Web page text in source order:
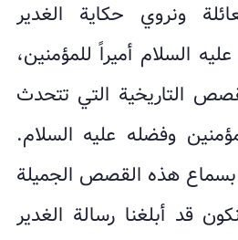
ونروي حكاية الغدير
السلام أميراً للمؤمنين،
التاريخية التي تتحدث
وفضله عليه السلام.
هذه القصص الجميلة
قد أبلغنا رسالة الغدير